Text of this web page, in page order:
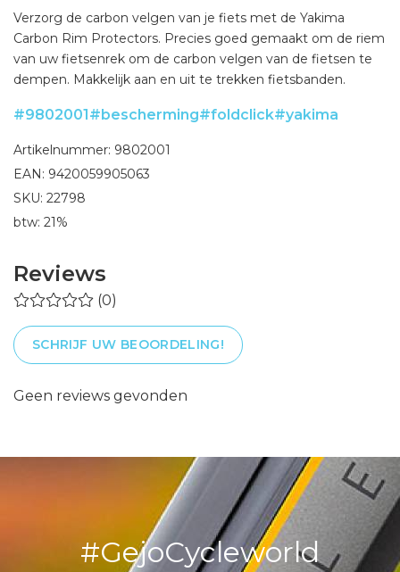
Verzorg de carbon velgen van je fiets met de Yakima
Carbon Rim Protectors. Precies goed gemaakt om de riem
van uw fietsenrek om de carbon velgen van de fietsen te
dempen. Makkelijk aan en uit te trekken fietsbanden.
#9802001#bescherming#foldclick#yakima
Artikelnummer: 9802001
EAN: 9420059905063
SKU: 22798
btw: 21%
Reviews
(0)
SCHRIJF UW BEOORDELING!
Geen reviews gevonden
#GejoCycleworld